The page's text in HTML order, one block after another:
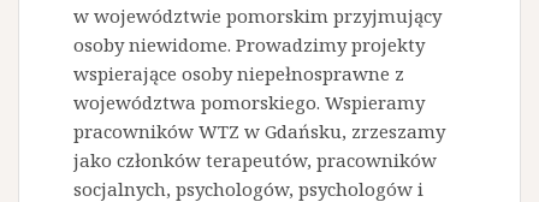
w województwie pomorskim przyjmujący
osoby niewidome. Prowadzimy projekty
wspierające osoby niepełnosprawne z
województwa pomorskiego. Wspieramy
pracowników WTZ w Gdańsku, zrzeszamy
jako członków terapeutów, pracowników
socjalnych, psychologów, psychologów i